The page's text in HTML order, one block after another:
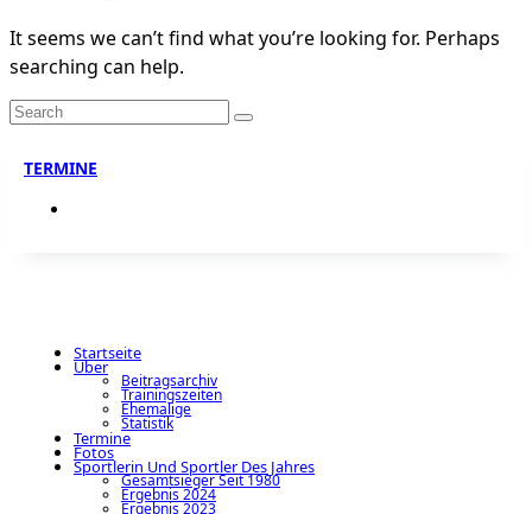
It seems we can’t find what you’re looking for. Perhaps
searching can help.
Search
TERMINE
Startseite
Über
Beitragsarchiv
Trainingszeiten
Ehemalige
Statistik
Termine
Fotos
Sportlerin Und Sportler Des Jahres
Gesamtsieger Seit 1980
Ergebnis 2024
Ergebnis 2023